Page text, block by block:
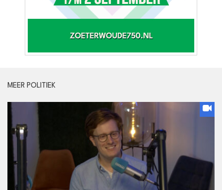
MEER POLITIEK